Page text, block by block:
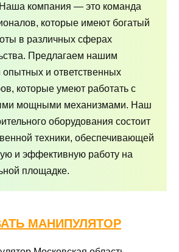
компания — это команда
которые имеют богатый
в различных сферах
Предлагаем нашим
опытных и ответственных
которые умеют работать с
мощными механизмами. Наш
оборудования состоит
техники, обеспечивающей
и эффективную работу на
площадке.
МАНИПУЛЯТОР